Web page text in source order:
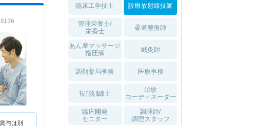
は別
臨床工学技士 診療放射線技師
管理栄養士/
栄養士
柔道整復師
あん摩マッサージ
指圧師
鍼灸師
調剤薬局事務 医療事務
視能訓練士
治験
コーディネーター
臨床開発
モニター
調理師/
調理スタッフ